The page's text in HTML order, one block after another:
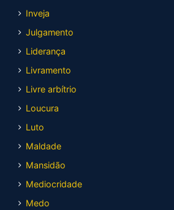
Inveja
Julgamento
Liderança
Livramento
Livre arbítrio
Loucura
Luto
Maldade
Mansidão
Mediocridade
Medo